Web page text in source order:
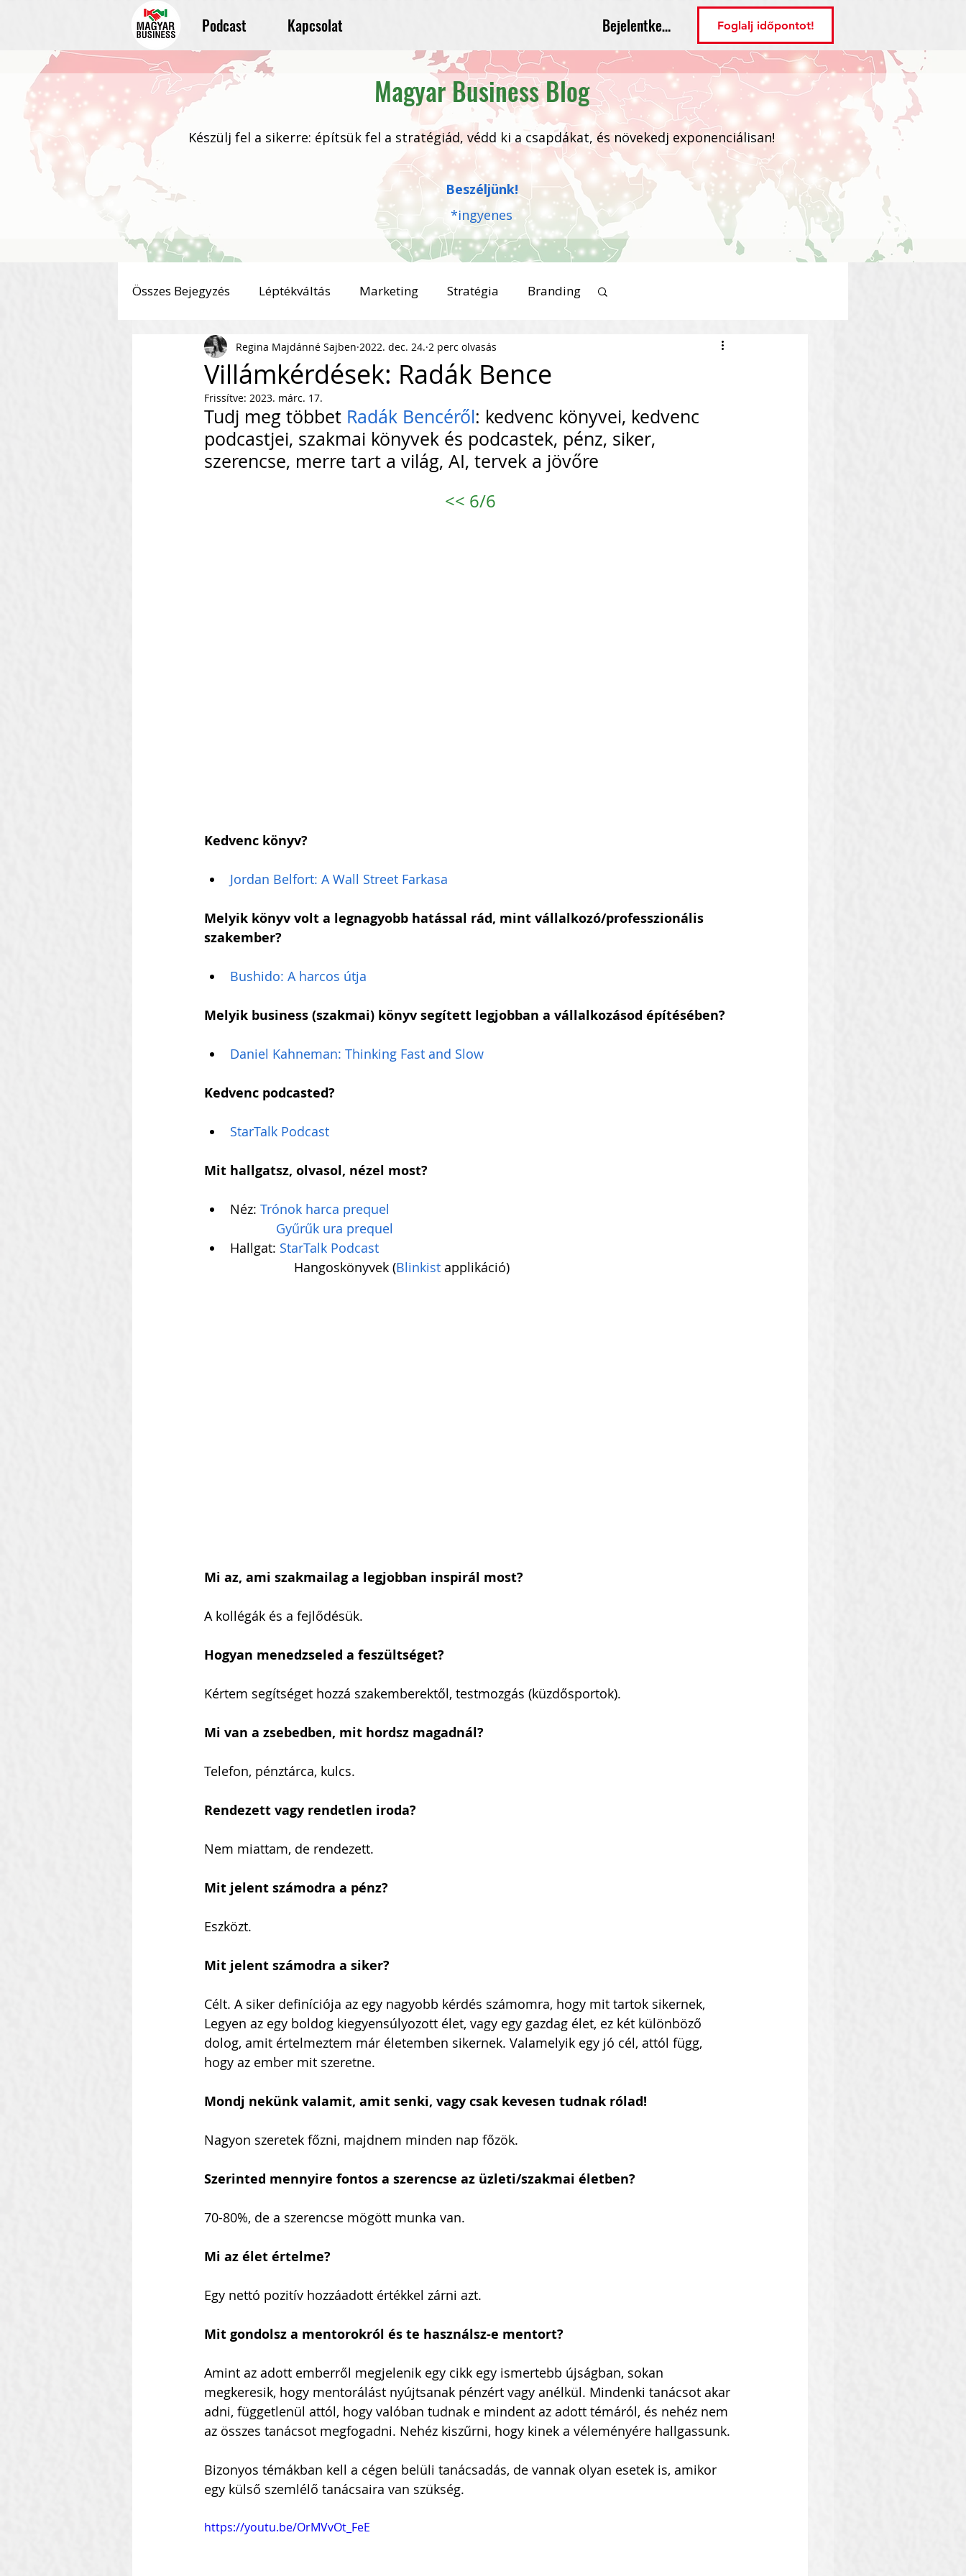
Podcast Kapcsolat Bejelentkezés Foglalj időpontot!
Magyar Business Blog
Készülj fel a sikerre: építsük fel a stratégiád, védd ki a csapdákat, és növekedj exponenciálisan!
Beszéljünk!
*ingyenes
Összes Bejegyzés Léptékváltás Marketing Stratégia Branding
KKV Magyar Business Podcast PR HR
Kommunikáció Csapatépítés KKV Skálázás Munkaerőpiac
Vállalkozás Építés Nonprofit Szervezet Startup
Villámkérdések: Radák Bence
Regina Majdánné Sajben 2022. dec. 24. 2 perc olvasás
Frissítve: 2023. márc. 17.
Tudj meg többet Radák Bencéről: kedvenc könyvei, kedvenc
podcastjei, szakmai könyvek és podcastek, pénz, siker,
szerencse, merre tart a világ, AI, tervek a jövőre
<< 6/6
Kedvenc könyv?
Jordan Belfort: A Wall Street Farkasa
Melyik könyv volt a legnagyobb hatással rád, mint vállalkozó/professzionális
szakember?
Bushido: A harcos útja
Melyik business (szakmai) könyv segített legjobban a vállalkozásod építésében?
Daniel Kahneman: Thinking Fast and Slow
Kedvenc podcasted?
StarTalk Podcast
Mit hallgatsz, olvasol, nézel most?
Néz: Trónok harca prequel
Gyűrűk ura prequel
Hallgat: StarTalk Podcast
                         Hangoskönyvek (
Blinkist applikáció)
Mi az, ami szakmailag a legjobban inspirál most?
A kollégák és a fejlődésük.
Hogyan menedzseled a feszültséget?
Kértem segítséget hozzá szakemberektől, testmozgás (küzdősportok).
Mi van a zsebedben, mit hordsz magadnál?
Telefon, pénztárca, kulcs.
Rendezett vagy rendetlen iroda?
Nem miattam, de rendezett.
Mit jelent számodra a pénz?
Eszközt.
Mit jelent számodra a siker?
Célt. A siker definíciója az egy nagyobb kérdés számomra, hogy mit tartok sikernek,
Legyen az egy boldog kiegyensúlyozott élet, vagy egy gazdag élet, ez két különböző
dolog, amit értelmeztem már életemben sikernek. Valamelyik egy jó cél, attól függ,
hogy az ember mit szeretne.
Mondj nekünk valamit, amit senki, vagy csak kevesen tudnak rólad!
Nagyon szeretek főzni, majdnem minden nap főzök.
Szerinted mennyire fontos a szerencse az üzleti/szakmai életben?
70-80%, de a szerencse mögött munka van.
Mi az élet értelme?
Egy nettó pozitív hozzáadott értékkel zárni azt.
Mit gondolsz a mentorokról és te használsz-e mentort?
Amint az adott emberről megjelenik egy cikk egy ismertebb újságban, sokan
megkeresik, hogy mentorálást nyújtsanak pénzért vagy anélkül. Mindenki tanácsot akar
adni, függetlenül attól, hogy valóban tudnak e mindent az adott témáról, és nehéz nem
az összes tanácsot megfogadni. Nehéz kiszűrni, hogy kinek a véleményére hallgassunk.
Bizonyos témákban kell a cégen belüli tanácsadás, de vannak olyan esetek is, amikor
egy külső szemlélő tanácsaira van szükség.
https://youtu.be/OrMVvOt_FeE